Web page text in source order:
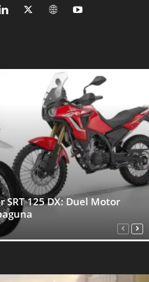
SRT 125 DX: Duel Motor